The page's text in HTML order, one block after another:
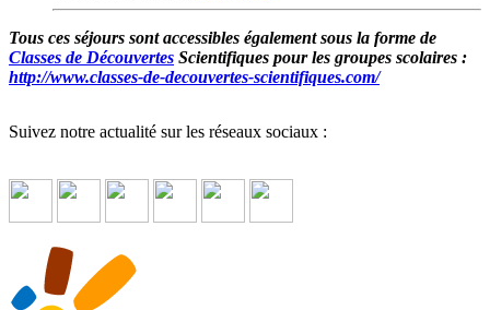
Tous ces séjours sont accessibles également sous la forme de
Classes de Découvertes Scientifiques pour les groupes scolaires :
http://www.classes-de-decouvertes-scientifiques.com/
Suivez notre actualité sur les réseaux sociaux :